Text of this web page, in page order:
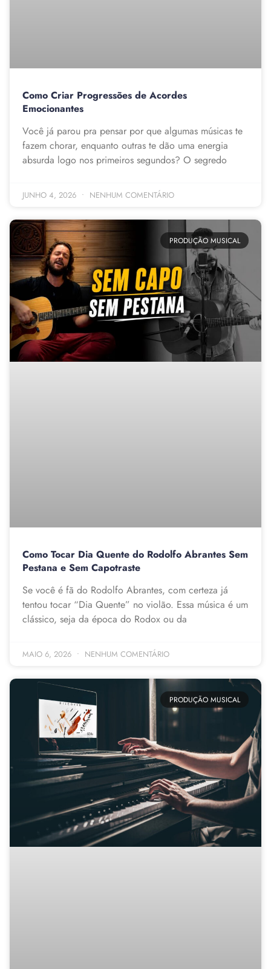
Como Criar Progressões de Acordes
Emocionantes
Você já parou pra pensar por que algumas músicas te
fazem chorar, enquanto outras te dão uma energia
absurda logo nos primeiros segundos? O segredo
JUNHO 4, 2026 NENHUM COMENTÁRIO
PRODUÇÃO MUSICAL
Como Tocar Dia Quente do Rodolfo Abrantes Sem
Pestana e Sem Capotraste
Se você é fã do Rodolfo Abrantes, com certeza já
tentou tocar “Dia Quente” no violão. Essa música é um
clássico, seja da época do Rodox ou da
MAIO 6, 2026 NENHUM COMENTÁRIO
PRODUÇÃO MUSICAL